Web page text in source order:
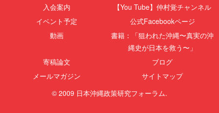
入会案内
【You Tube】仲村覚チャンネル
イベント予定
公式Facebookページ
動画
書籍：「狙われた沖縄〜真実の沖
縄史が日本を救う〜」
寄稿論文
ブログ
メールマガジン
サイトマップ
© 2009 日本沖縄政策研究フォーラム.